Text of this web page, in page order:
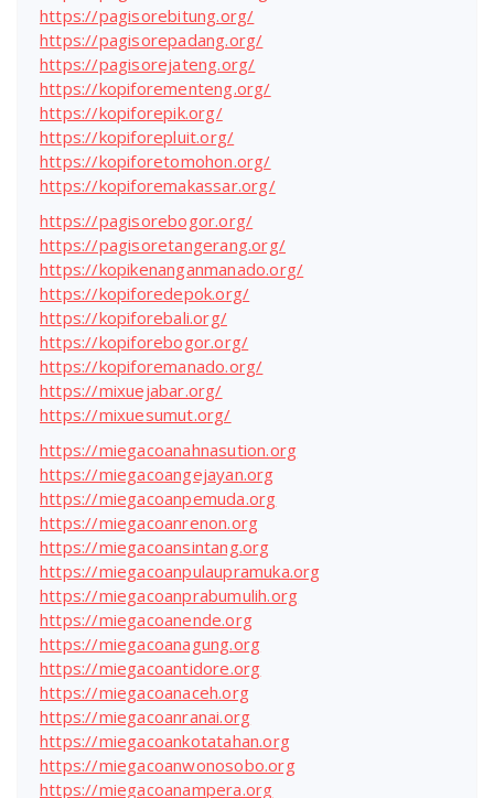
https://pagisorebitung.org/
https://pagisorepadang.org/
https://pagisorejateng.org/
https://kopiforementeng.org/
https://kopiforepik.org/
https://kopiforepluit.org/
https://kopiforetomohon.org/
https://kopiforemakassar.org/
https://pagisorebogor.org/
https://pagisoretangerang.org/
https://kopikenanganmanado.org/
https://kopiforedepok.org/
https://kopiforebali.org/
https://kopiforebogor.org/
https://kopiforemanado.org/
https://mixuejabar.org/
https://mixuesumut.org/
https://miegacoanahnasution.org
https://miegacoangejayan.org
https://miegacoanpemuda.org
https://miegacoanrenon.org
https://miegacoansintang.org
https://miegacoanpulaupramuka.org
https://miegacoanprabumulih.org
https://miegacoanende.org
https://miegacoanagung.org
https://miegacoantidore.org
https://miegacoanaceh.org
https://miegacoanranai.org
https://miegacoankotatahan.org
https://miegacoanwonosobo.org
https://miegacoanampera.org